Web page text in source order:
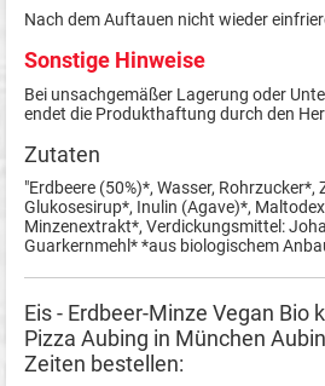
Nach dem Auftauen nicht wieder
Sonstige Hinweise
Bei unsachgemäßer Lagerung oder
endet die Produkthaftung durch den
Zutaten
"Erdbeere (50%)*, Wasser,
Glukosesirup*, Inulin (Agave)*,
Minzenextrakt*, Verdickungsmittel:
Guarkernmehl* *aus biologischem
Eis - Erdbeer-Minze Vegan Bio
Pizza Aubing in München
Zeiten bestellen: